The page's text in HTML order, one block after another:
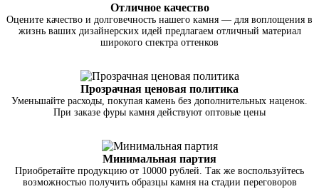
Отличное качество
Оцените качество и долговечность нашего камня — для воплощения в
жизнь ваших дизайнерских идей предлагаем отличный материал
широкого спектра оттенков
Прозрачная ценовая политика
Уменьшайте расходы, покупая камень без дополнительных наценок.
При заказе фуры камня действуют оптовые цены
Минимальная партия
Приобретайте продукцию от 10000 рублей. Так же воспользуйтесь
возможностью получить образцы камня на стадии переговоров